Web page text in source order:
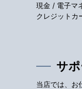
現金 / 電子マ
クレジットカ
サ
当店では、お